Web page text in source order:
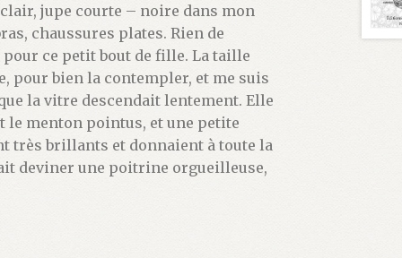
clair, jupe courte – noire dans mon
chaussures plates. Rien de
ce petit bout de fille. La taille
pour bien la contempler, et me suis
la vitre descendait lentement. Elle
le menton pointus, et une petite
très brillants et donnaient à toute la
deviner une poitrine orgueilleuse,